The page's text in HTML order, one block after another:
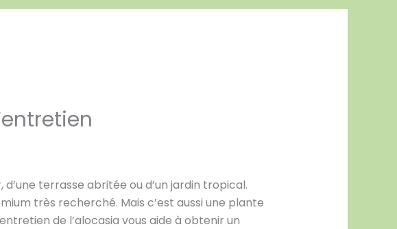
terrasse abritée ou d’un jardin tropical.
très recherché. Mais c’est aussi une plante
de l’alocasia vous aide à obtenir un